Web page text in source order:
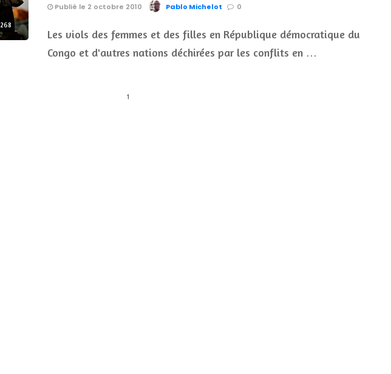
268
Publié le 2 octobre 2010 Pablo Michelot 0
Les viols des femmes et des filles en République démocratique du
Congo et d'autres nations déchirées par les conflits en …
1